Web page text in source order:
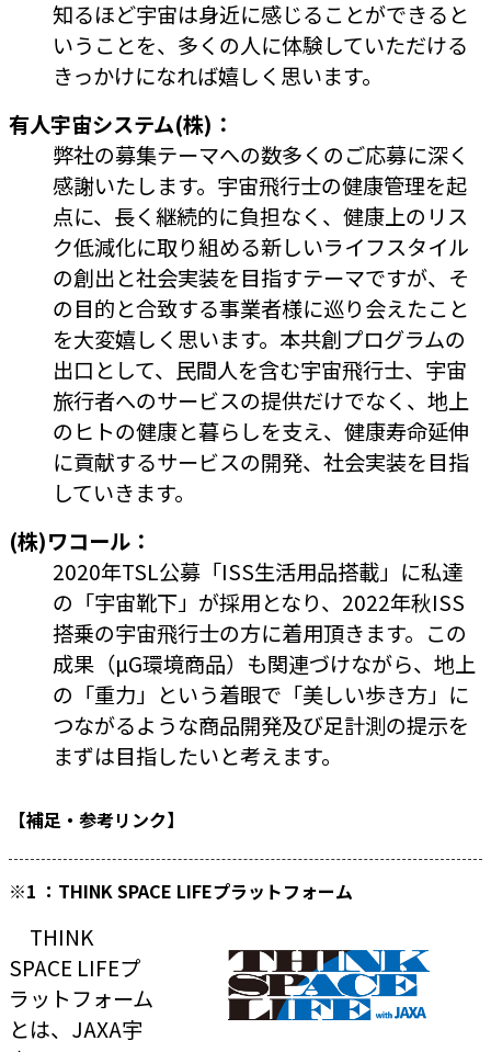
知るほど宇宙は身近に感じることができると
いうことを、多くの人に体験していただける
きっかけになれば嬉しく思います。
有人宇宙システム(株)：
弊社の募集テーマへの数多くのご応募に深く
感謝いたします。宇宙飛行士の健康管理を起
点に、長く継続的に負担なく、健康上のリス
ク低減化に取り組める新しいライフスタイル
の創出と社会実装を目指すテーマですが、そ
の目的と合致する事業者様に巡り会えたこと
を大変嬉しく思います。本共創プログラムの
出口として、民間人を含む宇宙飛行士、宇宙
旅行者へのサービスの提供だけでなく、地上
のヒトの健康と暮らしを支え、健康寿命延伸
に貢献するサービスの開発、社会実装を目指
していきます。
(株)ワコール：
2020年TSL公募「ISS生活用品搭載」に私達
の「宇宙靴下」が採用となり、2022年秋ISS
搭乗の宇宙飛行士の方に着用頂きます。この
成果（µG環境商品）も関連づけながら、地上
の「重力」という着眼で「美しい歩き方」に
つながるような商品開発及び足計測の提示を
まずは目指したいと考えます。
【補足・参考リンク】
※1 ：THINK SPACE LIFEプラットフォーム
THINK
SPACE LIFEプ
ラットフォーム
とは、JAXA宇